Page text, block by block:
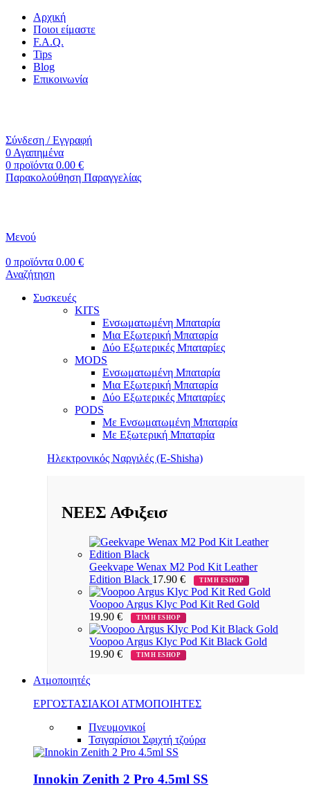
Αρχική
Ποιοι είμαστε
F.A.Q.
Tips
Blog
Επικοινωνία
Σύνδεση / Εγγραφή
0 Αγαπημένα
0 προϊόντα 0.00 €
Παρακολούθηση Παραγγελίας
Μενού
0 προϊόντα 0.00 €
Αναζήτηση
Συσκευές
KITS
Ενσωματωμένη Μπαταρία
Μια Εξωτερική Μπαταρία
Δύο Εξωτερικές Μπαταρίες
MODS
Ενσωματωμένη Μπαταρία
Μια Εξωτερική Μπαταρία
Δύο Εξωτερικές Μπαταρίες
PODS
Με Ενσωματωμένη Μπαταρία
Με Εξωτερική Μπαταρία
Ηλεκτρονικός Ναργιλές (E-Shisha)
ΝΕΕΣ ΑΦιξεισ
Geekvape Wenax M2 Pod Kit Leather
Edition Black 17.90 € ΤΙΜΗ ESHOP
Voopoo Argus Klyc Pod Kit Red Gold
19.90 € ΤΙΜΗ ESHOP
Voopoo Argus Klyc Pod Kit Black Gold
19.90 € ΤΙΜΗ ESHOP
Ατμοποιητές
ΕΡΓΟΣΤΑΣΙΑΚΟΙ ΑΤΜΟΠΟΙΗΤΕΣ
Πνευμονικοί
Τσιγαρίσιοι Σφιχτή τζούρα
Innokin Zenith 2 Pro 4.5ml SS